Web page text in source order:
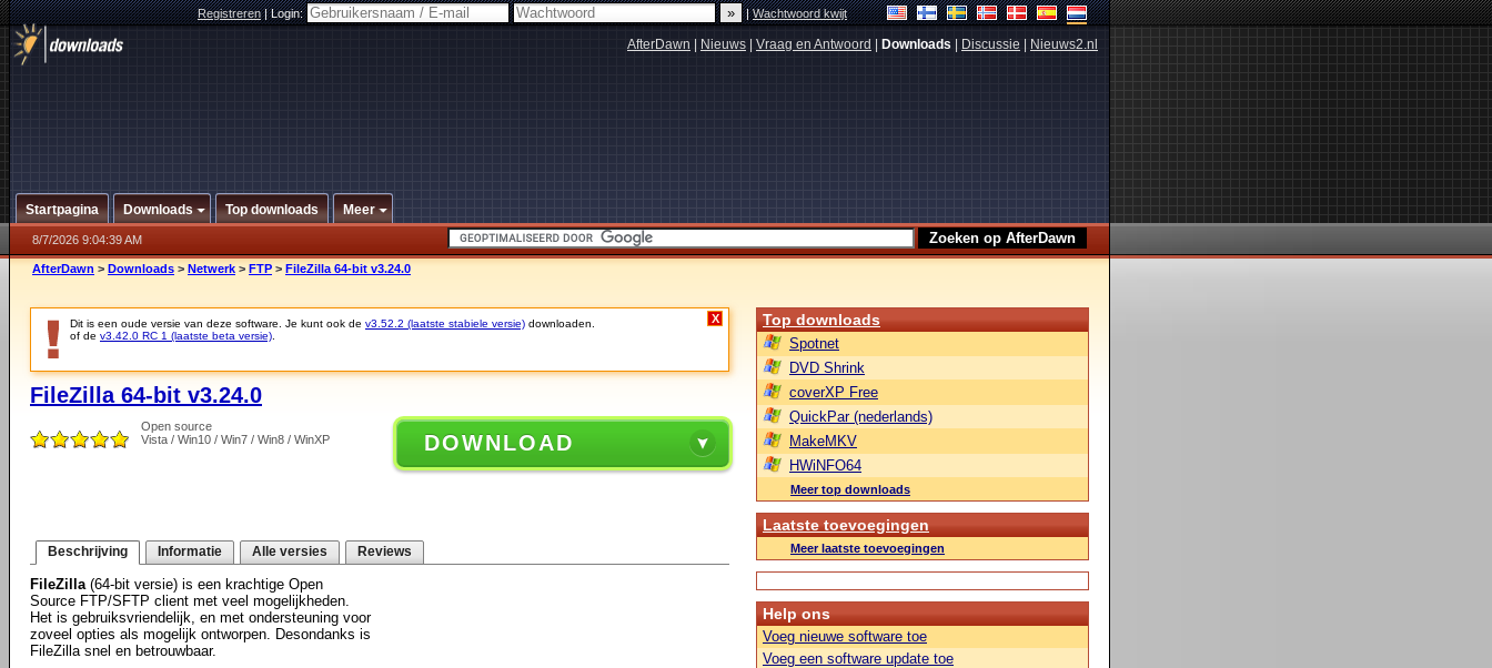
Registreren|Login: |Wachtwoord kwijt
AfterDawn Nieuws Vraag en Antwoord Downloads Discussie Nieuws2.nl
Startpagina Downloads Top downloads Meer
8/7/2026 9:04:39 AM
AfterDawn > Downloads > Netwerk > FTP > FileZilla 64-bit v3.24.0
Dit is een oude versie van deze software. Je kunt ook de v3.52.2 (laatste stabiele versie) downloaden.
of de v3.42.0 RC 1 (laatste beta versie)
X
FileZilla 64-bit v3.24.0
Open source
Vista / Win10 / Win7 / Win8 / WinXP
DOWNLOAD
Beschrijving Informatie Alle versies Reviews
FileZilla(64-bit versie) is een krachtige Open
Source FTP/SFTP client met veel mogelijkheden.
Het is gebruiksvriendelijk, en met ondersteuning voor
zoveel opties als mogelijk ontworpen. Desondanks is
FileZilla snel en betrouwbaar.
Top downloads
Spotnet
DVD Shrink
coverXP Free
QuickPar (nederlands)
MakeMKV
HWiNFO64
Meer top downloads
Laatste toevoegingen
Meer laatste toevoegingen
Help ons
Voeg nieuwe software toe
Voeg een software update toe